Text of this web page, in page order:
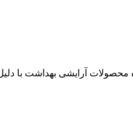
آرایشی بهداشت با دلیل